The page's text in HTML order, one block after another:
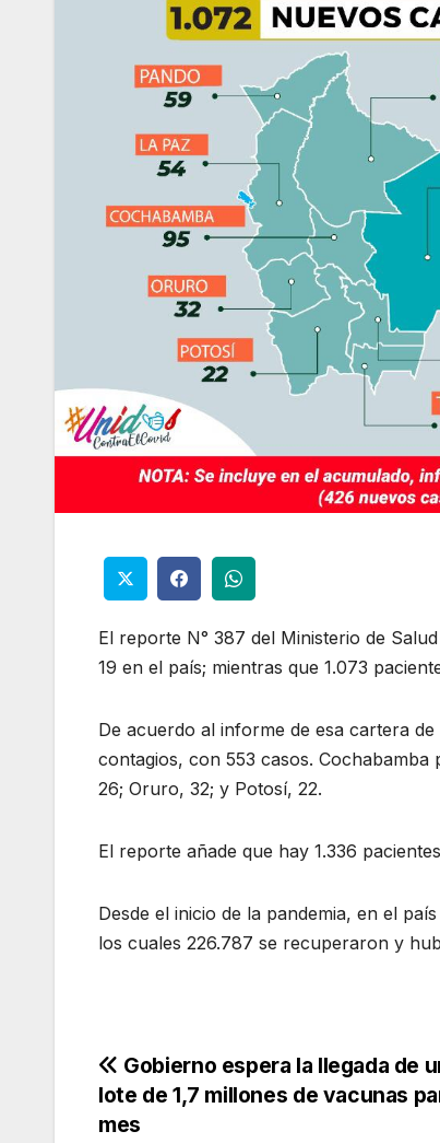
El reporte N° 387 del Ministerio de
19 en el país; mientras que 1.073
De acuerdo al informe de esa cartera
contagios, con 553 casos. Cochabamba
26; Oruro, 32; y Potosí, 22.
El reporte añade que hay 1.336
Desde el inicio de la pandemia, en el
los cuales 226.787 se recuperaron y
Navegación
de
Gobierno espera la llegada de
lote de 1,7 millones de vacunas
mes